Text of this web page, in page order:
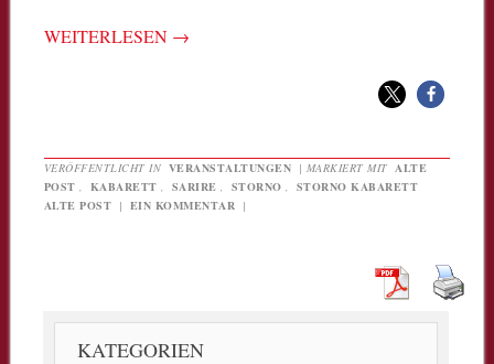
WEITERLESEN →
VERÖFFENTLICHT IN VERANSTALTUNGEN | MARKIERT MIT ALTE
POST
KABARETT SARIRE STORNO
STORNO KABARETT
ALTE POST | EIN KOMMENTAR |
KATEGORIEN